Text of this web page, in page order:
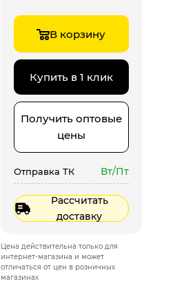
В корзину
Купить в 1 клик
Получить оптовые
цены
Отправка ТК Вт/Пт
Рассчитать
доставку
Цена действительна только для
интернет-магазина и может
отличаться от цен в розничных
магазинах